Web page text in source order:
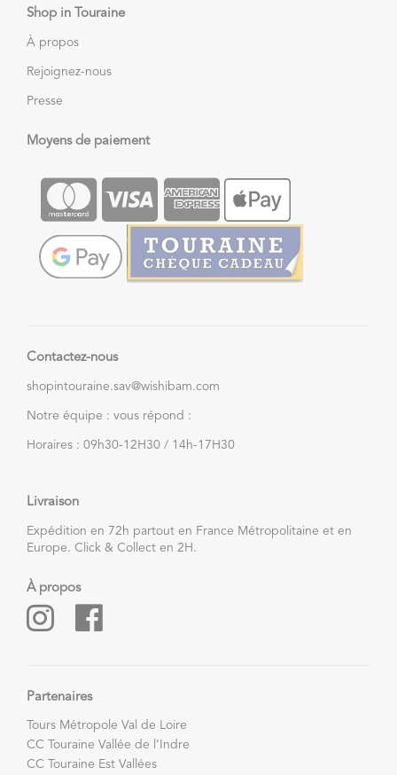
Shop in Touraine
À propos
Rejoignez-nous
Presse
Moyens de paiement
Contactez-nous
shopintouraine.sav@wishibam.com
Notre équipe : vous répond :
Horaires : 09h30-12H30 / 14h-17H30
Livraison
Expédition en 72h partout en France Métropolitaine et en
Europe. Click & Collect en 2H.
À propos
Partenaires
Tours Métropole Val de Loire
CC Touraine Vallée de l’Indre
CC Touraine Est Vallées